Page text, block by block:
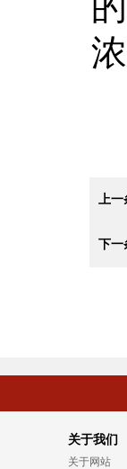
上一
下一
关于我们
关于网站